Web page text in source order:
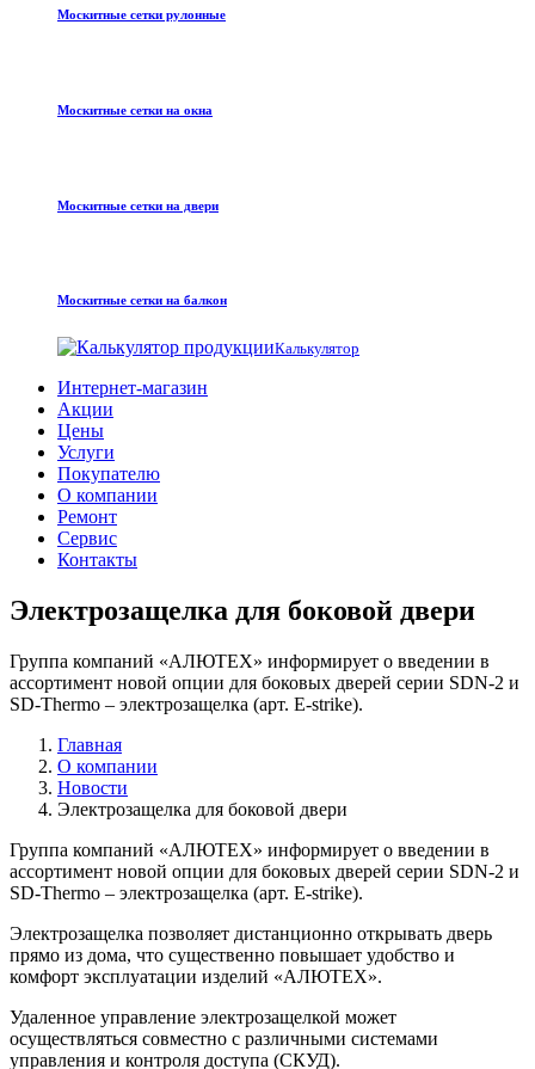
Москитные сетки рулонные
Москитные сетки на окна
Москитные сетки на двери
Москитные сетки на балкон
Калькулятор
Интернет-магазин
Акции
Цены
Услуги
Покупателю
О компании
Ремонт
Сервис
Контакты
Электрозащелка для боковой двери
Группа компаний «АЛЮТЕХ» информирует о введении в
ассортимент новой опции для боковых дверей серии SDN-2 и
SD-Thermo – электрозащелка (арт. E-strike).
Главная
О компании
Новости
Электрозащелка для боковой двери
Группа компаний «АЛЮТЕХ» информирует о введении в
ассортимент новой опции для боковых дверей серии SDN-2 и
SD-Thermo – электрозащелка (арт. E-strike).
Электрозащелка позволяет дистанционно открывать дверь
прямо из дома, что существенно повышает удобство и
комфорт эксплуатации изделий «АЛЮТЕХ».
Удаленное управление электрозащелкой может
осуществляться совместно с различными системами
управления и контроля доступа (СКУД).